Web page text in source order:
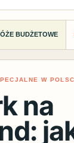
BUDŻETOWE
W
na